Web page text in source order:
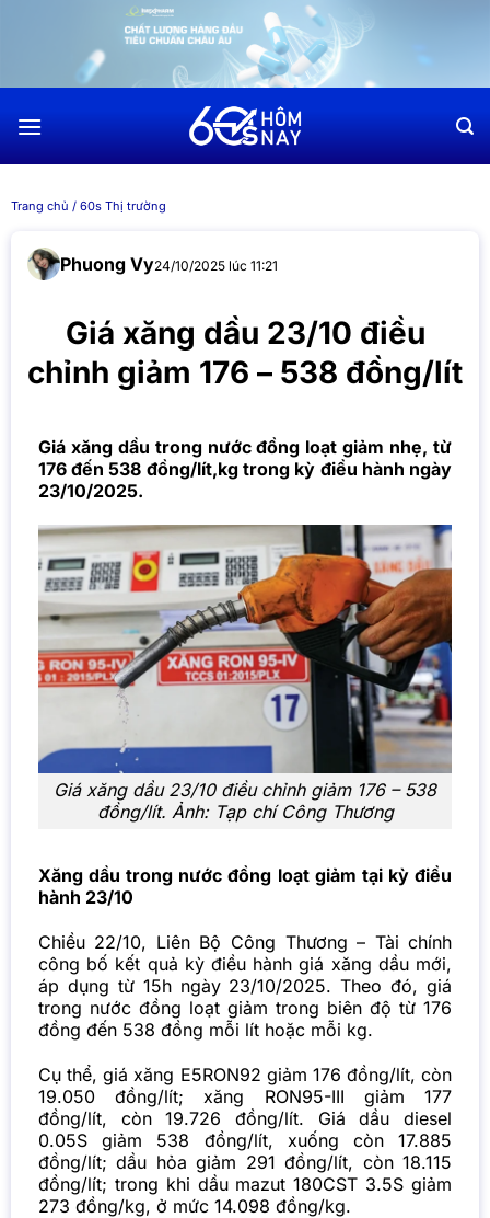
dung
Trang chủ / 60s Thị trường
Phuong Vy24/10/2025 lúc 11:21
Giá xăng dầu 23/10 điều
chỉnh giảm 176 – 538 đồng/lít
Giá xăng dầu trong nước đồng loạt giảm nhẹ, từ
176 đến 538 đồng/lít,kg trong kỳ điều hành ngày
23/10/2025.
Giá xăng dầu 23/10 điều chỉnh giảm 176 – 538
đồng/lít. Ảnh: Tạp chí Công Thương
Xăng dầu trong nước đồng loạt giảm tại kỳ điều
hành 23/10
Chiều 22/10, Liên Bộ Công Thương – Tài chính
công bố kết quả kỳ điều hành giá xăng dầumới,
áp dụng từ 15h ngày 23/10/2025. Theo đó, giá
trong nước đồng loạt giảm trong biên độ từ 176
đồng đến 538 đồng mỗi lít hoặc mỗi kg.
Cụ thể, giá xăng E5RON92 giảm 176 đồng/lít, còn
19.050 đồng/lít; xăng RON95-III giảm 177
đồng/lít, còn 19.726 đồng/lít. Giá dầu diesel
0.05S giảm 538 đồng/lít, xuống còn 17.885
đồng/lít; dầu hỏa giảm 291 đồng/lít, còn 18.115
đồng/lít; trong khi dầu mazut 180CST 3.5S giảm
273 đồng/kg, ở mức 14.098 đồng/kg.